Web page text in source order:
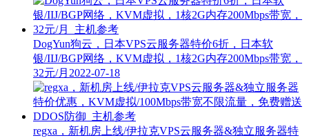
DogYun狗云，日本VPS云服务器特价6折，日本软
银/IIJ/BGP网络，KVM虚拟，1核2G内存200Mbps带宽，
32元/月 2022-07-18
regxa，新机房上线/伊拉克VPS云服务器&独立服务器特